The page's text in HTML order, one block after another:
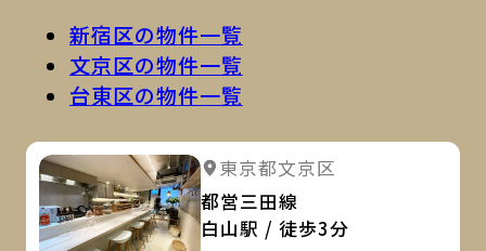
新宿区の物件一覧
文京区の物件一覧
台東区の物件一覧
詳細を見る
東京都文京区
都営三田線
白山駅 / 徒歩3分